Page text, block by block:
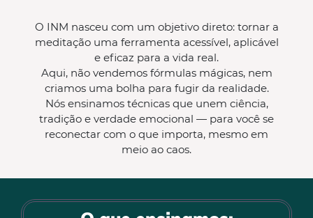
O INM nasceu com um objetivo direto: tornar a
meditação uma ferramenta acessível, aplicável
e eficaz para a vida real.
Aqui, não vendemos fórmulas mágicas, nem
criamos uma bolha para fugir da realidade.
Nós ensinamos técnicas que unem ciência,
tradição e verdade emocional — para você se
reconectar com o que importa, mesmo em
meio ao caos.